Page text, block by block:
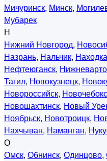
Мичуринск, Минск,
Мубарек
Н
Нижний Новгород,
Назрань, Нальчик, Находка
Нефтеюганск,
Тагил, Новокузнецк,
Новороссийск,
Новошахтинск, Новый
Ноябрьск, Новотроицк,
Нахчыван, Наманган,
О
Омск, Обнинск, Одинцово,